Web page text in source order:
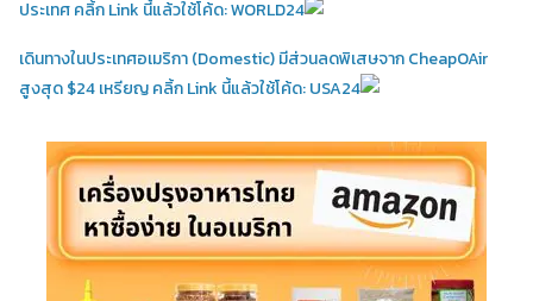
ประเทศ คลิ้ก Link นี้แล้วใช้โค้ด: WORLD24
เดินทางในประเทศอเมริกา (Domestic)มีส่วนลดพิเสษจาก CheapOAir
สูงสุด $24 เหรียญ คลิ้ก Link นี้แล้วใช้โค้ด: USA24